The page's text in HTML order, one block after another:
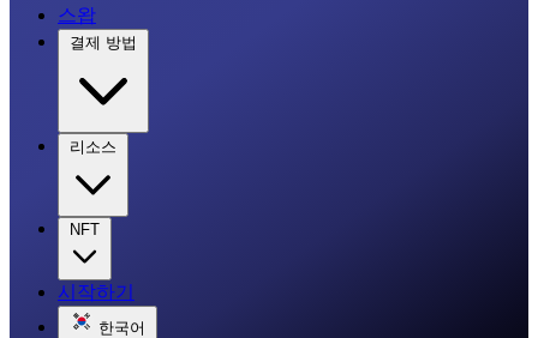
스왑
결제 방법
리소스
NFT
시작하기
한국어